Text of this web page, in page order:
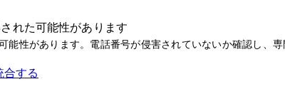
れた可能性があります
能性があります。電話番号が侵害されていないか確認し、
合する